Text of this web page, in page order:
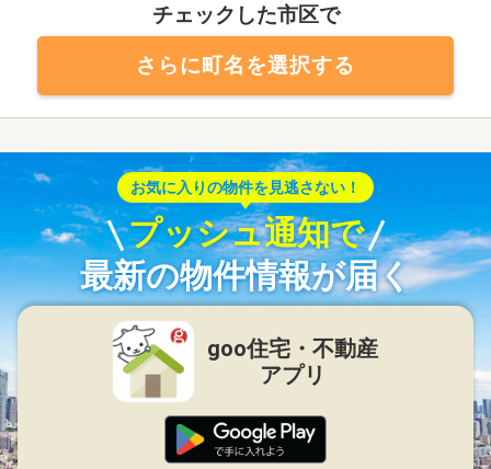
チェックした市区で
さらに町名を選択する
お気に入りの物件を見逃さない！
プッシュ通知で
最新の物件情報が届く
goo住宅・不動産
アプリ